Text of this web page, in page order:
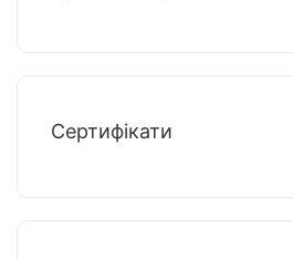
Сертифікати